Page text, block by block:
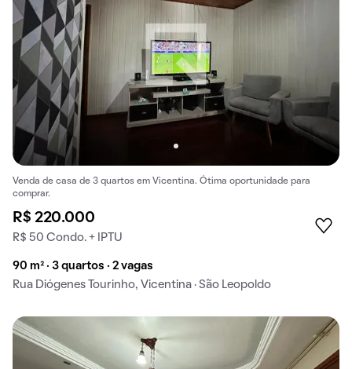
Venda de casa de 3 quartos em Vicentina. Ótima oportunidade para
comprar.
R$ 220.000
R$ 50 Condo. + IPTU
90 m² · 3 quartos · 2 vagas
Rua Diógenes Tourinho, Vicentina · São Leopoldo